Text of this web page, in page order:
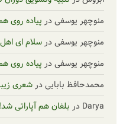
درپیاده روی همگانی
درسلام ای اهل بلغان مردم پاک
درپیاده روی همگانی
درشعری زیبا از شاعر جوان
هم آپاراتی شد!